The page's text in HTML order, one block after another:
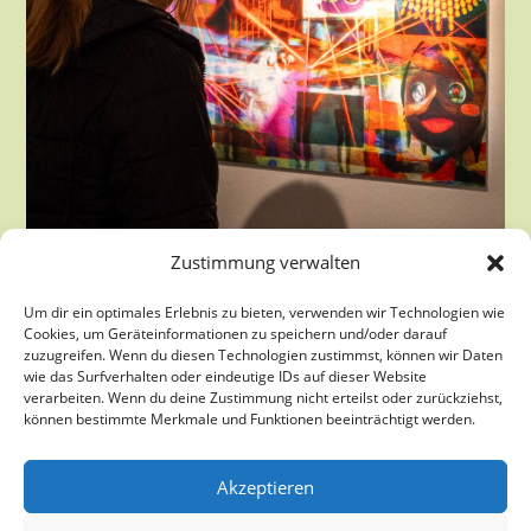
Zustimmung verwalten
Um dir ein optimales Erlebnis zu bieten, verwenden wir Technologien wie
Cookies, um Geräteinformationen zu speichern und/oder darauf
zuzugreifen. Wenn du diesen Technologien zustimmst, können wir Daten
wie das Surfverhalten oder eindeutige IDs auf dieser Website
verarbeiten. Wenn du deine Zustimmung nicht erteilst oder zurückziehst,
können bestimmte Merkmale und Funktionen beeinträchtigt werden.
Akzeptieren